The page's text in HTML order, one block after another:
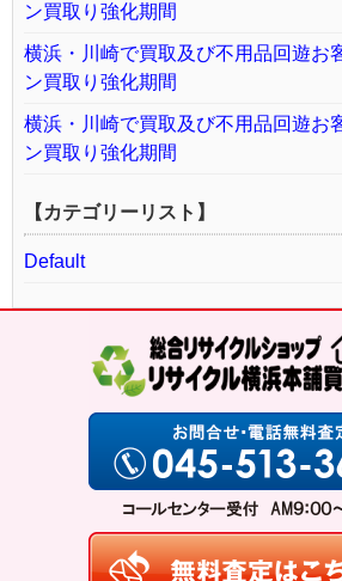
ン買取り強化期間
横浜・川崎で買取及び不用品回遊お
ン買取り強化期間
横浜・川崎で買取及び不用品回遊お
ン買取り強化期間
【カテゴリーリスト】
Default